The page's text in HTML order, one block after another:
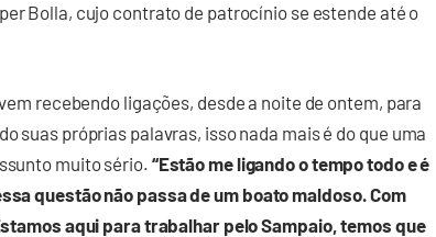
Bolla, cujo contrato de patrocínio se estende até o
recebendo ligações, desde a noite de ontem, para
suas próprias palavras, isso nada mais é do que uma
muito sério. “Estão me ligando o tempo todo e é
questão não passa de um boato maldoso. Com
aqui para trabalhar pelo Sampaio, temos que